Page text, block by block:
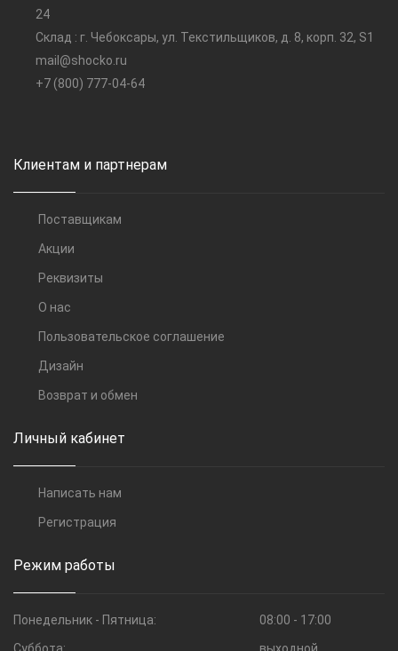
24
Склад : г. Чебоксары, ул. Текстильщиков, д. 8, корп. 32, S1
mail@shocko.ru
+7 (800) 777-04-64
Клиентам и партнерам
Поставщикам
Акции
Реквизиты
О нас
Пользовательское соглашение
Дизайн
Возврат и обмен
Личный кабинет
Написать нам
Регистрация
Режим работы
Понедельник - Пятница:
08:00 - 17:00
Суббота:
выходной